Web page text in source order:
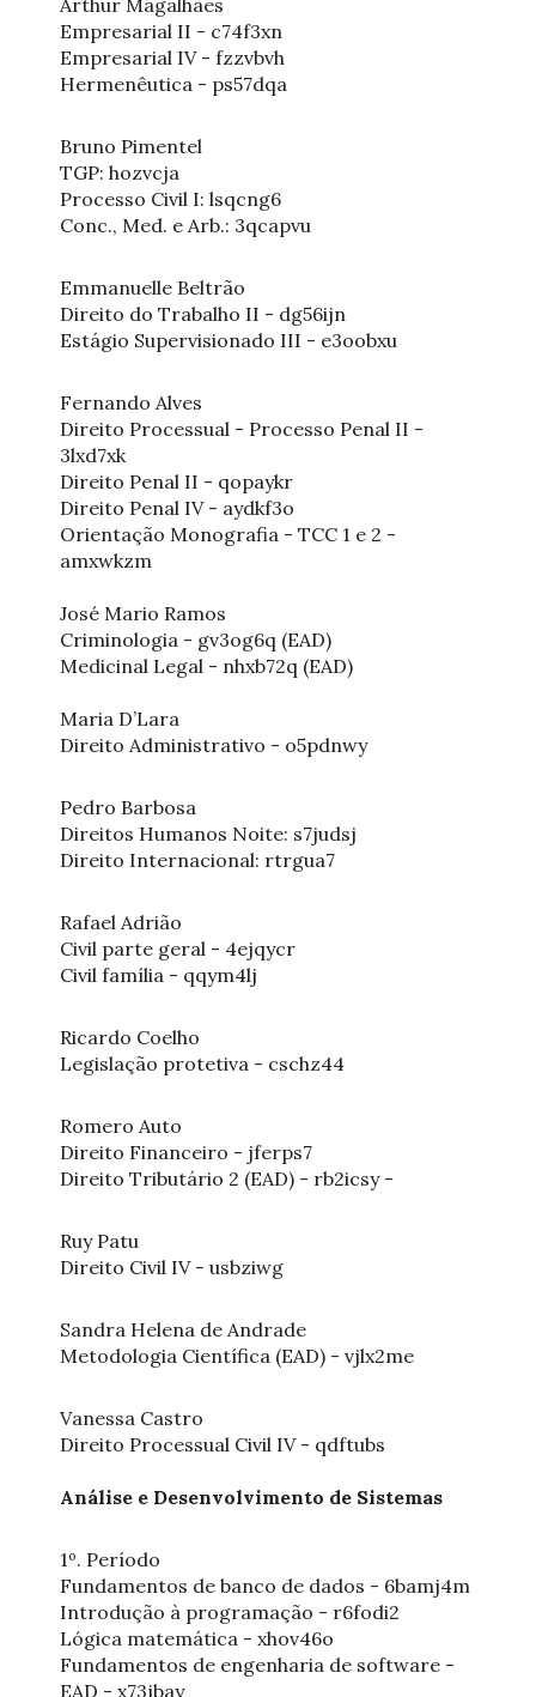
Empresarial II - c74f3xn
Empresarial IV - fzzvbvh
Hermenêutica - ps57dqa
Bruno Pimentel
TGP: hozvcja
Processo Civil I: lsqcng6
Conc., Med. e Arb.: 3qcapvu
Emmanuelle Beltrão
Direito do Trabalho II - dg56ijn
Estágio Supervisionado III - e3oobxu
Fernando Alves
Direito Processual - Processo Penal II -
3lxd7xk
Direito Penal II - qopaykr
Direito Penal IV - aydkf3o
Orientação Monografia - TCC 1 e 2 -
amxwkzm
José Mario Ramos
Criminologia - gv3og6q (EAD)
Medicinal Legal - nhxb72q (EAD)
Maria D’Lara
Direito Administrativo - o5pdnwy
Pedro Barbosa
Direitos Humanos Noite: s7judsj
Direito Internacional: rtrgua7
Rafael Adrião
Civil parte geral - 4ejqycr
Civil família - qqym4lj
Ricardo Coelho
Legislação protetiva - cschz44
Romero Auto
Direito Financeiro - jferps7
Direito Tributário 2 (EAD) - rb2icsy -
Ruy Patu
Direito Civil IV - usbziwg
Sandra Helena de Andrade
Metodologia Científica (EAD) - vjlx2me
Vanessa Castro
Direito Processual Civil IV - qdftubs
Análise e Desenvolvimento de Sistemas
1º. Período
Fundamentos de banco de dados - 6bamj4m
Introdução à programação - r6fodi2
Lógica matemática - xhov46o
Fundamentos de engenharia de software -
EAD - x73jbay